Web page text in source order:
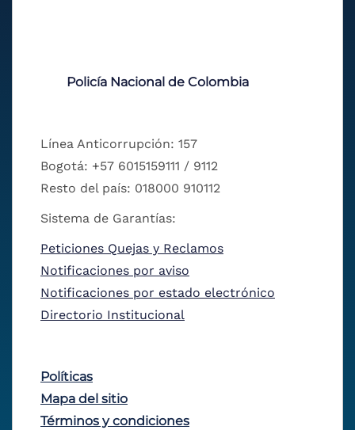
Policía Nacional de Colombia
Línea Anticorrupción: 157
Bogotá: +57 6015159111 / 9112
Resto del país: 018000 910112
Sistema de Garantías:
Peticiones Quejas y Reclamos
Notificaciones por aviso
Notificaciones por estado electrónico
Directorio Institucional
Políticas
Mapa del sitio
Términos y condiciones